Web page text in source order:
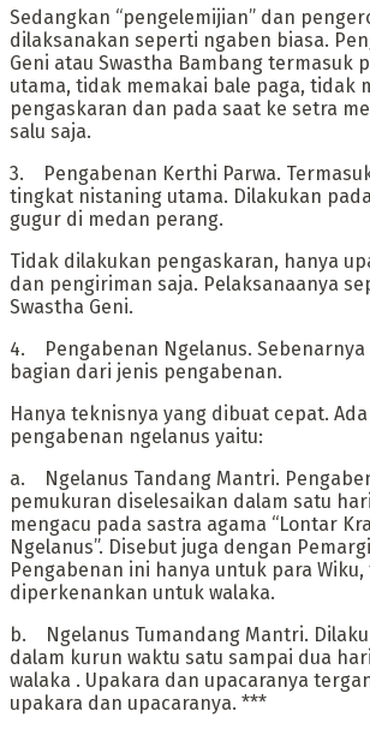
‎Sedangkan “pengelemijian” dan
dilaksanakan seperti ngaben biasa.
Geni atau Swastha Bambang termasuk
utama, tidak memakai bale paga, tidak
pengaskaran dan pada saat ke setra
salu saja.
‎3. Pengabenan Kerthi Parwa.
tingkat nistaning utama. Dilakukan
gugur di medan perang.
Tidak dilakukan pengaskaran, hanya
dan pengiriman saja. Pelaksanaanya
Swastha Geni.
‎4. Pengabenan Ngelanus.
bagian dari jenis pengabenan.
Hanya teknisnya yang dibuat cepat.
pengabenan ngelanus yaitu:
‎a. Ngelanus Tandang Mantri.
pemukuran diselesaikan dalam satu
mengacu pada sastra agama “Lontar
Ngelanus”. Disebut juga dengan
Pengabenan ini hanya untuk para
diperkenankan untuk walaka.
‎b. Ngelanus Tumandang Mantri.
dalam kurun waktu satu sampai dua
walaka . Upakara dan upacaranya
upakara dan upacaranya. ***